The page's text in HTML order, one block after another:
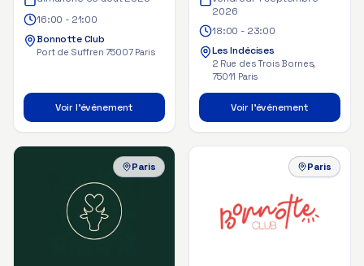
16:00 - 21:00
Bonnotte Club
Port de Suffren 75007 Paris
Voir l'événement
2026
18:00 - 23:00
Les Indécises
2 Rue des Trois Bornes,
75011 Paris
Voir l'événement
Paris Paris